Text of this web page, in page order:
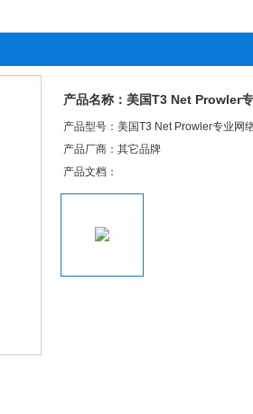
产品名称：美国T3 Net
产品型号：美国T3 Net Prowler专业
产品厂商：其它品牌
产品文档：